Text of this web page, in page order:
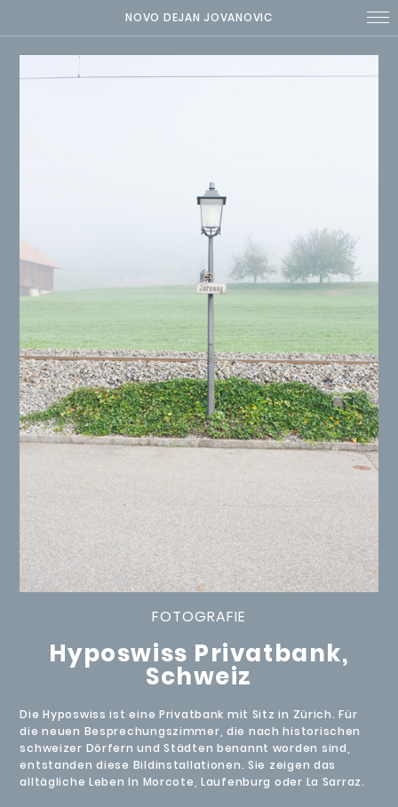
NOVO DEJAN JOVANOVIC
FOTOGRAFIE
Hyposwiss Privatbank,
Schweiz
Die Hyposwiss ist eine Privatbank mit Sitz in Zürich. Für
die neuen Besprechungszimmer, die nach historischen
schweizer Dörfern und Städten benannt worden sind,
entstanden diese Bildinstallationen. Sie zeigen das
alltägliche Leben In Morcote, Laufenburg oder La Sarraz.